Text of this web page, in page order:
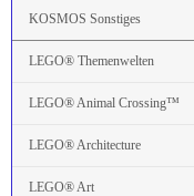
KOSMOS Sonstiges
LEGO® Themenwelten
LEGO® Animal Crossing™
LEGO® Architecture
LEGO® Art